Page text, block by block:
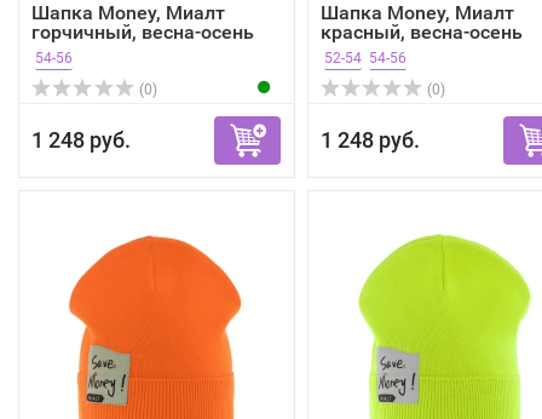
Шапка Money, Миалт
горчичный, весна-осень
54-56
(0)
1 248 руб.
Шапка Money, Миалт
красный, весна-осень
52-54 54-56
(0)
1 248 руб.